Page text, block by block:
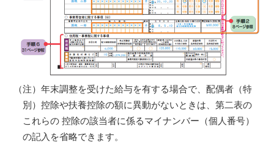
（注）年末調整を受けた給与を有する場合で、配偶者（特
別）控除や扶養控除の額に異動がないときは、第二表の
これらの 控除の該当者に係るマイナンバー（個人番号）
の記入を省略できます。